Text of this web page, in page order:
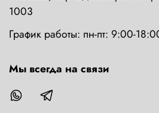
1003
График работы: пн-пт: 9:00-
Мы всегда на связи